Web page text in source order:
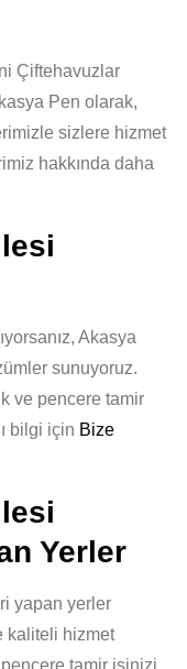
Çiftehavuzlar
Pen olarak,
sizlere hizmet
hakkında daha
Akasya
sunuyoruz.
ve pencere tamir
bilgi için Bize
Yerler
yapan yerler
kaliteli hizmet
pencere tamir işinizi